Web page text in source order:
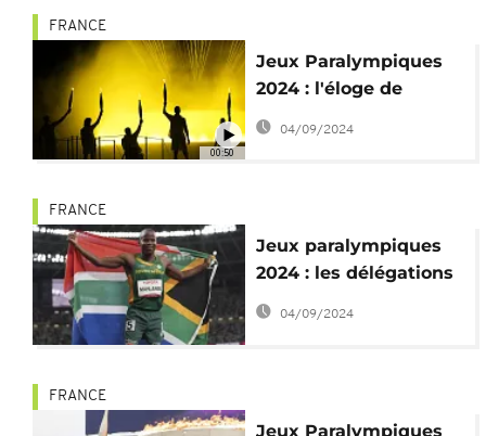
00:50
FRANCE
Jeux Paralympiques
2024 : l'éloge de
l'inclusion à la
04/09/2024
FRANCE
Jeux paralympiques
2024 : les délégations
africaines en quête de
04/09/2024
FRANCE
Jeux Paralympiques